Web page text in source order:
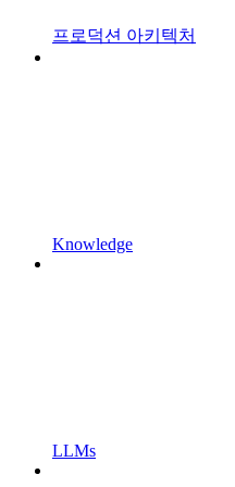
프로덕션 아키텍처
Knowledge
LLMs